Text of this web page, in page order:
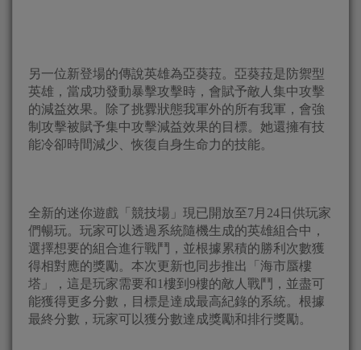
另一位新登場的傳說英雄為亞葵菈。亞葵菈是防禦型
英雄，當成功發動暴擊攻擊時，會賦予敵人集中攻擊
的減益效果。除了挑釁狀態我軍外的所有我軍，會強
制攻擊被賦予集中攻擊減益效果的目標。她還擁有技
能冷卻時間減少、恢復自身生命力的技能。
全新的迷你遊戲「競技場」現已開放至7月24日供玩家
們暢玩。玩家可以透過系統隨機生成的英雄組合中，
選擇想要的組合進行戰鬥，並根據累積的勝利次數獲
得相對應的獎勵。本次更新也同步推出「海市蜃樓
塔」，這是玩家需要和1樓到9樓的敵人戰鬥，並盡可
能獲得更多分數，目標是達成最高紀錄的系統。根據
最終分數，玩家可以獲分數達成獎勵和排行獎勵。